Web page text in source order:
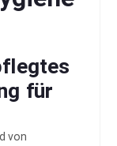
für
von